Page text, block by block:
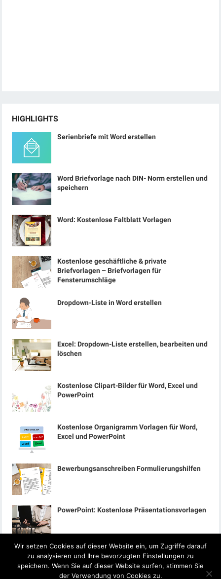
HIGHLIGHTS
Serienbriefe mit Word erstellen
Word Briefvorlage nach DIN- Norm erstellen und
speichern
Word: Kostenlose Faltblatt Vorlagen
Kostenlose geschäftliche & private
Briefvorlagen – Briefvorlagen für
Fensterumschläge
Dropdown-Liste in Word erstellen
Excel: Dropdown-Liste erstellen, bearbeiten und
löschen
Kostenlose Clipart-Bilder für Word, Excel und
PowerPoint
Kostenlose Organigramm Vorlagen für Word,
Excel und PowerPoint
Bewerbungsanschreiben Formulierungshilfen
PowerPoint: Kostenlose Präsentationsvorlagen
Wir setzen Cookies auf dieser Website ein, um Zugriffe darauf
zu analysieren und Ihre bevorzugten Einstellungen zu
speichern. Wenn Sie auf dieser Website surfen, stimmen Sie
der Verwendung von Cookies zu.